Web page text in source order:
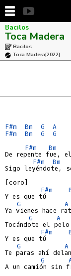
Bacilos
Toca Madera
Bacilos
Toca Madera[2022]
F#m Bm G
A
F#m
Bm G
G
F#m
Bm
De repente fue,
F#m
Bm
Sigo leyéndote,
[coro]
F#m
Y es que tú
G
A
Ya vienes hace
G
A
Tocándote el pelo
F#m
Y es que tú
G
A
Te paras ahí
G
A un camión sin